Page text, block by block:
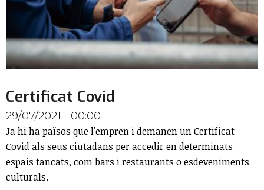
Certificat Covid
29/07/2021 - 00:00
Ja hi ha països que l'empren i demanen un Certificat
Covid als seus ciutadans per accedir en determinats
espais tancats, com bars i restaurants o esdeveniments
culturals.